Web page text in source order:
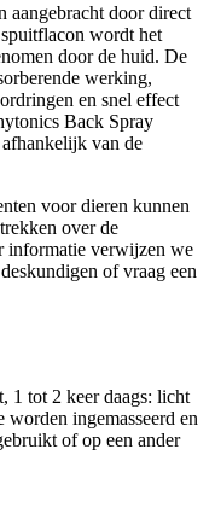
aangebracht door direct
wordt het
door de huid. De
werking,
en snel effect
Back Spray
van de
voor dieren kunnen
over de
informatie verwijzen we
of vraag een
1 tot 2 keer daags: licht
ingemasseerd en
of op een ander